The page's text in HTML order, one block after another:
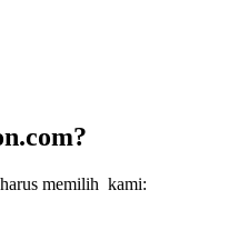
memilih kami: